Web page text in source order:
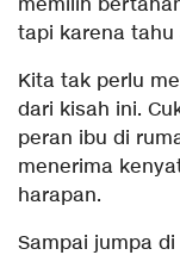
memilih
tapi karena tahu
Kita tak perlu
dari kisah ini.
peran ibu di
menerima
harapan.
Sampai jumpa di